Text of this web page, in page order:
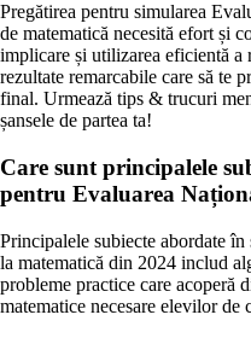
Pregătirea pentru simularea
de matematică necesită efort și
implicare și utilizarea eficientă
rezultate remarcabile care să te
final. Urmează tips & trucuri
șansele de partea ta!
Care sunt principalele
pentru Evaluarea
Principalele subiecte abordate
la matematică din 2024 includ
probleme practice care acoperă
matematice necesare elevilor de